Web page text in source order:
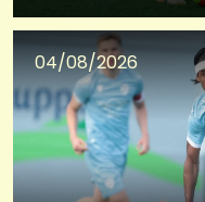
04/08/2026